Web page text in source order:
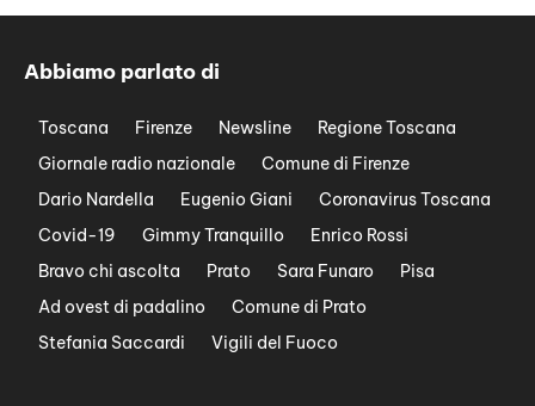
Abbiamo parlato di
Toscana Firenze Newsline
Regione Toscana
Giornale radio nazionale
Comune di Firenze
Dario Nardella
Eugenio Giani
Coronavirus Toscana
Covid-19
Gimmy Tranquillo
Enrico Rossi
Bravo chi ascolta
Prato Sara Funaro
Pisa
Ad ovest di padalino
Comune di Prato
Stefania Saccardi
Vigili del Fuoco